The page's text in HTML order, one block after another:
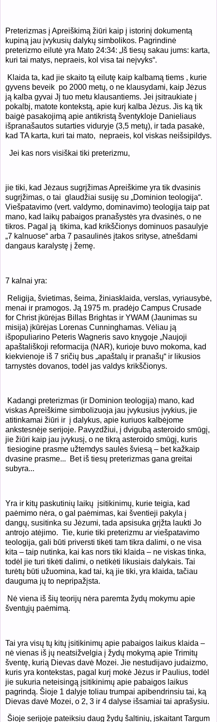
Preterizmas į Apreiškimą žiūri kaip į istorinį dokumentą
kupiną jau įvykusių dalykų simbolikos. Pagrindinė
preterizmo eilutė yra Mato 24:34: „Iš tiesų sakau jums: karta,
kuri tai matys, nepraeis, kol visa tai neįvyks“.
Klaida ta, kad jie skaito tą eilutę kaip kalbamą tiems , kurie
gyvens beveik po 2000 metų, o ne klausydami, kaip Jėzus
ją kalba gyvai Jį tuo metu klausantiems. Jei įsitraukiate į
pokalbį, matote kontekstą, apie kurį kalba Jėzus. Jis ką tik
baigė pasakojimą apie antikristą šventykloje Danieliaus
išpranašautos sutarties viduryje (3,5 metų), ir tada pasakė,
kad TA karta, kuri tai mato, nepraeis, kol viskas neišsipildys.
Jei kas nors visiškai tiki preterizmu,
jie tiki, kad Jėzaus sugrįžimas Apreiškime yra tik dvasinis
sugrįžimas, o tai glaudžiai susiję su „Dominion teologija“.
Viešpatavimo (vert. valdymo, dominavimo) teologija taip pat
mano, kad laikų pabaigos pranašystės yra dvasinės, o ne
tikros. Pagal ją tikima, kad krikščionys dominuos pasaulyje
„7 kalnuose“ arba 7 pasaulinės įtakos srityse, atnešdami
dangaus karalystę į žemę.
7 kalnai yra:
Religija, švietimas, šeima, žiniasklaida, verslas, vyriausybė,
menai ir pramogos. Ją 1975 m. pradėjo Campus Crusade
for Christ įkūrėjas Billas Brightas ir YWAM (Jaunimas su
misija) įkūrėjas Lorenas Cunninghamas. Vėliau ją
išpopuliarino Peteris Wagneris savo knygoje „Naujoji
apaštališkoji reformacija (NAR), kurioje buvo mokoma, kad
kiekvienoje iš 7 sričių bus „apaštalų ir pranašų“ ir likusios
tarnystės dovanos, todėl jas valdys krikščionys.
Kadangi preterizmas (ir Dominion teologija) mano, kad
viskas Apreiškime simbolizuoja jau įvykusius įvykius, jie
atitinkamai žiūri ir į dalykus, apie kuriuos kalbėjome
ankstesnėje serijoje. Pavyzdžiui, į dvigubą asteroido smūgį,
jie žiūri kaip jau įvykusį, o ne tikrą asteroido smūgį, kuris
tiesiogine prasme užtemdys saulės šviesą – bet kažkaip
dvasine prasme...
Bet iš tiesų preterizmas gana greitai
subyra...
Yra ir kitų paskutinių laikų įsitikinimų, kurie teigia, kad
paėmimo nėra, o gal paėmimas, kai šventieji pakyla į
dangų, susitinka su Jėzumi, tada apsisuka grįžta laukti Jo
antrojo atėjimo. Tie, kurie tiki preterizmu ar viešpatavimo
teologija, gali būti priversti tikėti tam tikra dalimi, o ne visa
kita – taip nutinka, kai kas nors tiki klaida – ne viskas tinka,
todėl jie turi tikėti dalimi, o netikėti likusiais dalykais. Tai
turėtų būti užuomina, kad tai, ką jie tiki, yra klaida, tačiau
dauguma jų to nepripažįsta.
Nė viena iš šių teorijų nėra paremta žydų mokymu apie
šventųjų paėmimą.
Tai yra visų tų kitų įsitikinimų apie pabaigos laikus klaida –
nė vienas iš jų neatsižvelgia į žydų mokymą apie Trimitų
šventę, kurią Dievas davė Mozei. Jie nestudijavo judaizmo,
kuris yra kontekstas, pagal kurį mokė Jėzus ir Paulius, todėl
jie sukuria neteisingą įsitikinimų apie pabaigos laikus
pagrindą. Šioje 1 dalyje toliau trumpai apibendrinsiu tai, ką
Dievas davė Mozei, o 2, 3 ir 4 dalyse išsamiai tai aprašysiu.
Šioje serijoje pateiksiu daug žydų šaltinių, įskaitant Targum